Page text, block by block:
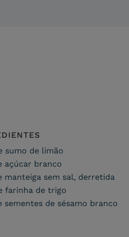
sumo de limão
açúcar branco
manteiga sem sal, derretida
farinha de trigo
sementes de sésamo branco